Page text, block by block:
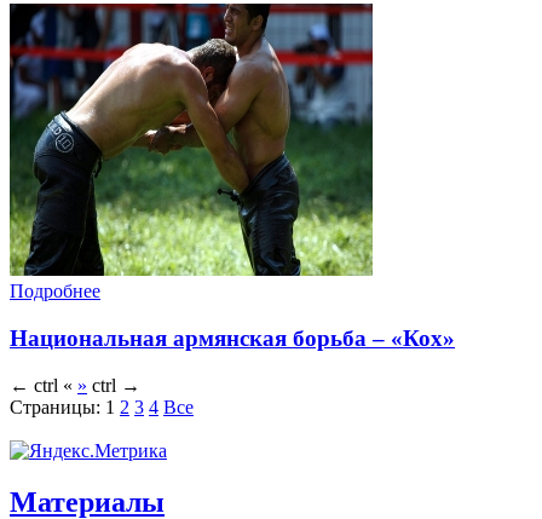
Подробнее
Национальная армянская борьба – «Кох»
← ctrl « » ctrl →
Страницы: 1 2 3 4 Все
Материалы